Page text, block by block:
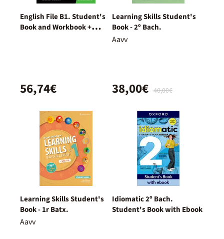
English File B1. Student's
Book and Workbook +
56,74€
Learning Skills Student's
Book - 2º Bach.
Aavv
40,00€
38,00€
Learning Skills Student's
Book - 1r Batx.
Aavv
Idiomatic 2º Bach.
Student's Book with Ebook